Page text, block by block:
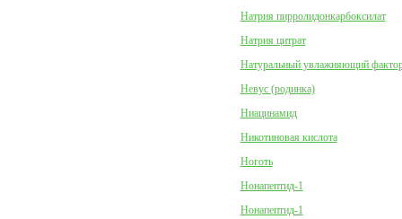
Натрия пирролидонкарбоксилат
Натрия цитрат
Натуральный увлажняющий
Невус (родинка)
Ниацинамид
Никотиновая кислота
Ноготь
Нонапептид-1
Нонапептид-1